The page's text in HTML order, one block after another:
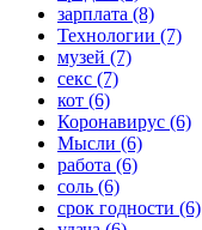
зарплата (8)
Технологии (7)
музей (7)
секс (7)
кот (6)
Коронавирус (6)
Мысли (6)
работа (6)
соль (6)
срок годности (6)